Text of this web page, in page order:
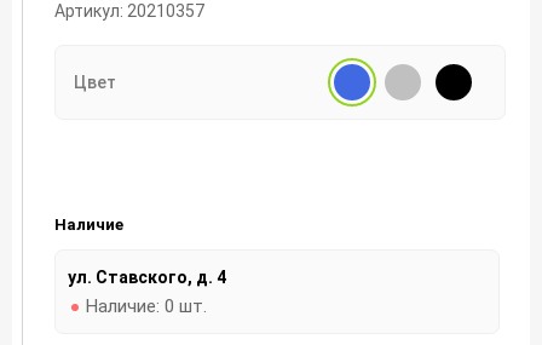
Артикул: 20210357
Цвет
Наличие
ул. Ставского, д. 4
Наличие: 0 шт.